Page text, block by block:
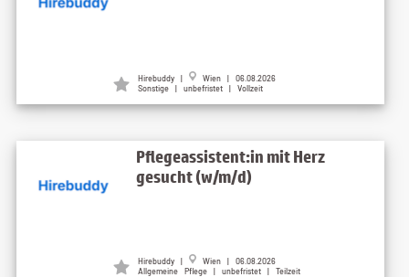
Hirebuddy |
Wien | 06.08.2026
Sonstige | unbefristet | Vollzeit
Pflegeassistent:in mit Herz
gesucht (w/m/d)
Hirebuddy |
Wien | 06.08.2026
Allgemeine Pflege | unbefristet | Teilzeit